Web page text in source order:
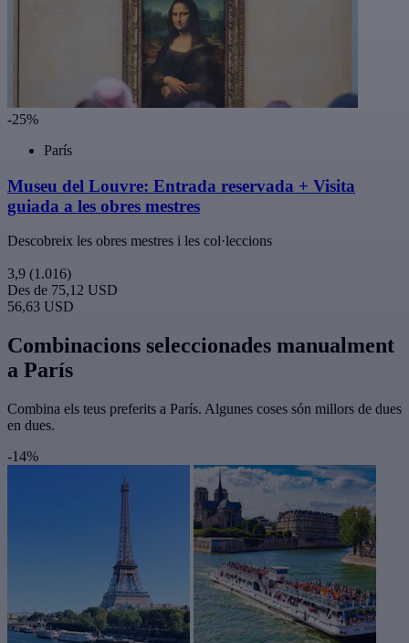
-25%
París
Museu del Louvre: Entrada reservada + Visita
guiada a les obres mestres
Descobreix les obres mestres i les col·leccions
3,9 (1.016)
Des de 75,12 USD
56,63 USD
Combinacions seleccionades manualment
a París
Combina els teus preferits a París. Algunes coses són millors de dues
en dues.
-14%